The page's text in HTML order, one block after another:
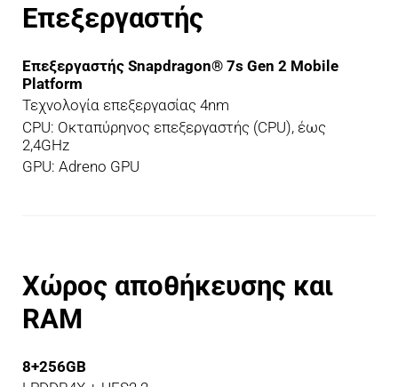
Επεξεργαστής
Επεξεργαστής Snapdragon® 7s Gen 2 Mobile
Platform
Τεχνολογία επεξεργασίας 4nm
CPU: Οκταπύρηνος επεξεργαστής (CPU), έως
2,4GHz
GPU: Adreno GPU
Χώρος αποθήκευσης και
RAM
8+256GB